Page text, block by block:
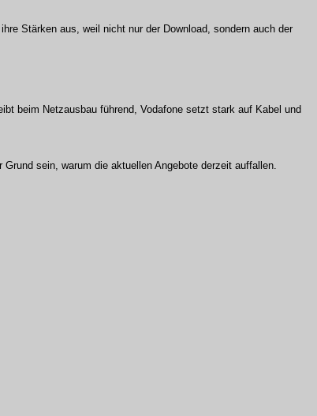
Stärken aus, weil nicht nur der Download, sondern auch der
beim Netzausbau führend, Vodafone setzt stark auf Kabel und
sein, warum die aktuellen Angebote derzeit auffallen.